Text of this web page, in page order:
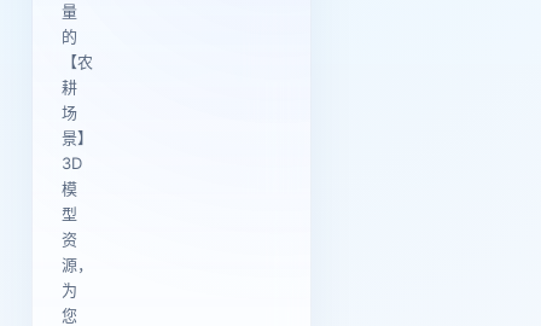
量
的
【农
耕
场
景】
3D
模
型
资
源，
为
您